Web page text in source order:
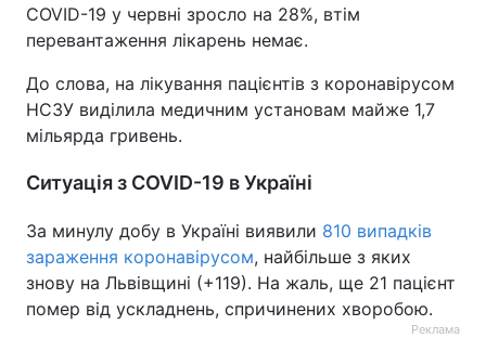
COVID-19 у червні зросло на 28%, втім
перевантаження лікарень немає.
До слова, на лікування пацієнтів з коронавірусом
НСЗУ виділила медичним установам майже 1,7
мільярда гривень.
Ситуація з COVID-19 в Україні
За минулу добу в Україні виявили 810 випадків
зараження коронавірусом, найбільше з яких
знову на Львівщині (+119). На жаль, ще 21 пацієнт
помер від ускладнень, спричинених хворобою.
Реклама